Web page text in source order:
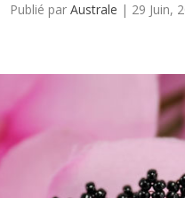
Publié parAustrale | 29 Juin,